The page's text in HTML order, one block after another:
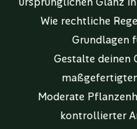
Wie rechtliche
Grundlagen
Gestalte deinen
Moderate
kontrollierter